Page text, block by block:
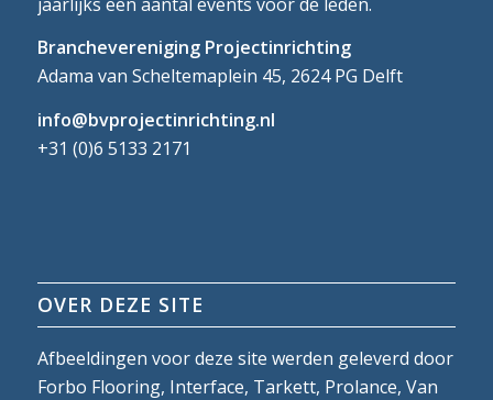
Branchevereniging Projectinrichting
Adama van Scheltemaplein 45, 2624 PG Delft
info@bvprojectinrichting.nl
+31 (0)6 5133 2171
OVER DEZE SITE
Afbeeldingen voor deze site werden geleverd door
Forbo Flooring, Interface, Tarkett, Prolance, Van